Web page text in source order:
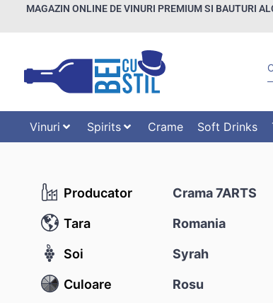
MAGAZIN ONLINE DE VINURI PREMIUM SI BAUTURI
Vinuri Spirits Crame Soft Drinks
Producator Crama 7ARTS
Tara Romania
Soi Syrah
Culoare Rosu